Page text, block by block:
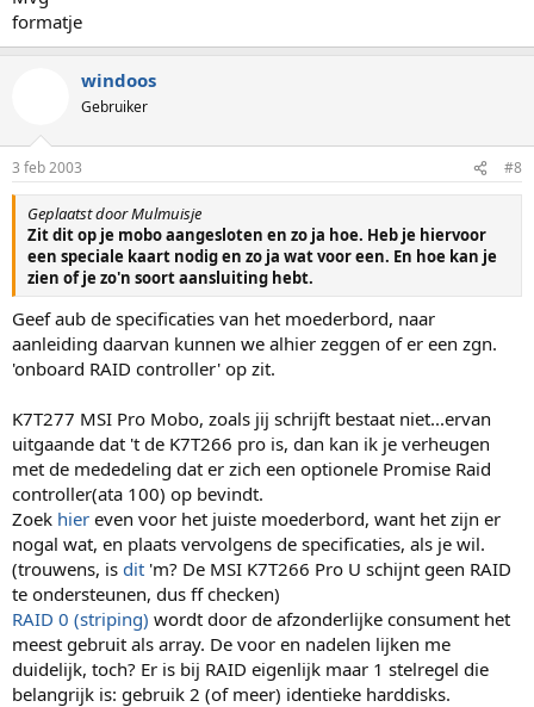
formatje
windoos
Gebruiker
3 feb 2003 #8
Geplaatst door Mulmuisje
Zit dit op je mobo aangesloten en zo ja hoe. Heb je hiervoor
een speciale kaart nodig en zo ja wat voor een. En hoe kan je
zien of je zo'n soort aansluiting hebt.
Geef aub de specificaties van het moederbord, naar
aanleiding daarvan kunnen we alhier zeggen of er een zgn.
'onboard RAID controller' op zit.
K7T277 MSI Pro Mobo, zoals jij schrijft bestaat niet...ervan
uitgaande dat 't de K7T266 pro is, dan kan ik je verheugen
met de mededeling dat er zich een optionele Promise Raid
controller(ata 100) op bevindt.
Zoek hier even voor het juiste moederbord, want het zijn er
nogal wat, en plaats vervolgens de specificaties, als je wil.
(trouwens, is dit 'm? De MSI K7T266 Pro U schijnt geen RAID
te ondersteunen, dus ff checken)
RAID 0 (striping) wordt door de afzonderlijke consument het
meest gebruit als array. De voor en nadelen lijken me
duidelijk, toch? Er is bij RAID eigenlijk maar 1 stelregel die
belangrijk is: gebruik 2 (of meer) identieke harddisks.